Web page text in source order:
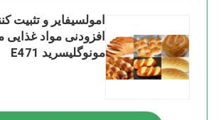
امولسیفایر و تثبیت
افزودنی مواد غذایی
مونوگلیسرید E471